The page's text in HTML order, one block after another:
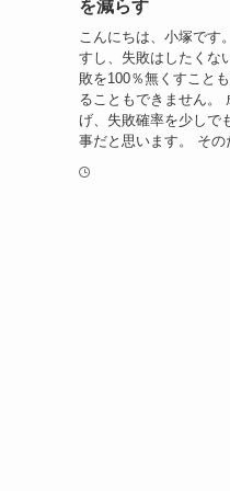
を減らす
こんにちは、小塚です
すし、失敗はしたくな
敗を100％無くすこと
ることもできません。
げ、失敗確率を少しで
事だと思います。 そ